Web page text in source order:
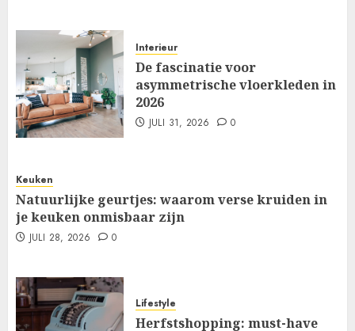
Interieur
De fascinatie voor
asymmetrische vloerkleden in
2026
JULI 31, 2026 0
Keuken
Natuurlijke geurtjes: waarom verse kruiden in
je keuken onmisbaar zijn
JULI 28, 2026 0
Lifestyle
Herfstshopping: must-have